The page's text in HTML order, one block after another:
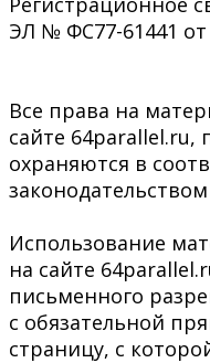
ЭЛ № ФС77-61441 от
Все права на
сайте 64parallel.ru,
охраняются в
Использование
на сайте
письменного
с обязательной
страницу, с